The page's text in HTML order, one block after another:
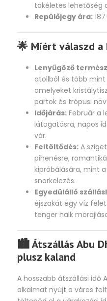
tökéletes lehetőség
Repülőjegy ára:
🌟 Miért válaszd
Lenyűgöző
atollból és több mint
amelyeket
partok és trópusi
Időjárás: Február a
látogatásra, napos
vár.
Feltöltődés: A
pihenésre,
kipróbálására, mint
snorkelezés.
Egyedülálló
éjszakát egy víz
tenger halk
🏙️ Átszállás Abu
plusz kaland
A hosszabb átszállási idő
alkalmat nyújt a város